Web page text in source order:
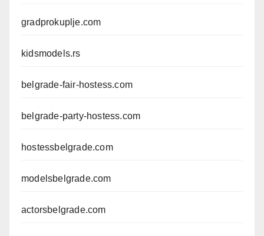
gradprokuplje.com
kidsmodels.rs
belgrade-fair-hostess.com
belgrade-party-hostess.com
hostessbelgrade.com
modelsbelgrade.com
actorsbelgrade.com